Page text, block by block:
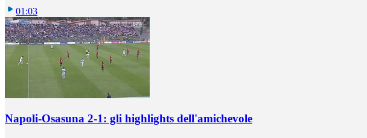
01:03
Napoli-Osasuna 2-1: gli highlights dell'amichevole